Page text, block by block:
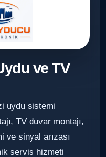
ve TV
uydu sistemi
TV duvar montajı,
ve sinyal arızası
servis hizmeti